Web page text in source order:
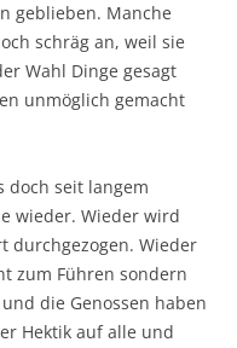
geblieben. Manche
schräg an, weil sie
Wahl Dinge gesagt
unmöglich gemacht
doch seit langem
wieder. Wieder wird
durchgezogen. Wieder
zum Führen sondern
die Genossen haben
Hektik auf alle und